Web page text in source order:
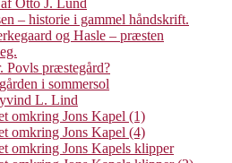
Otto J. Lund
– historie i gammel håndskrift.
og Hasle – præsten
Povls præstegård?
i sommersol
L. Lind
omkring Jons Kapel (1)
omkring Jons Kapel (4)
omkring Jons Kapels klipper